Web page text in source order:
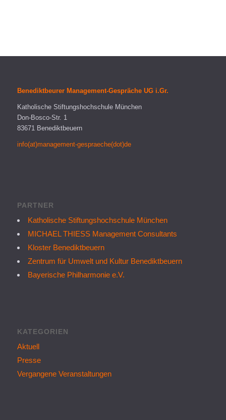
Benediktbeurer Management-Gespräche UG i.Gr.
Katholische Stiftungshochschule München
Don-Bosco-Str. 1
83671 Benediktbeuern
info(at)management-gespraeche(dot)de
PARTNER
Katholische Stiftungshochschule München
MICHAEL THIESS Management Consultants
Kloster Benediktbeuern
Zentrum für Umwelt und Kultur Benediktbeuern
Bayerische Philharmonie e.V.
KATEGORIEN
Aktuell
Presse
Vergangene Veranstaltungen